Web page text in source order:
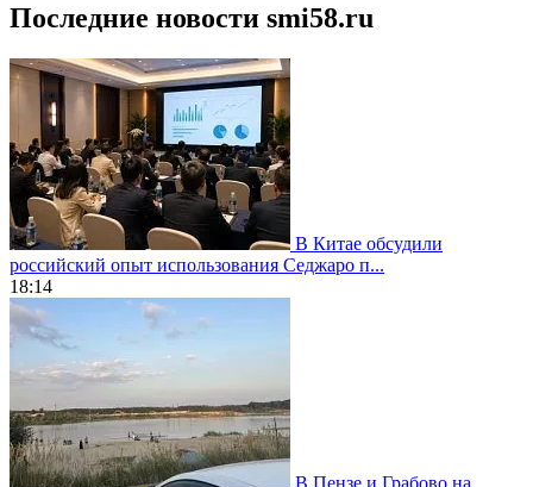
Последние новости smi58.ru
В Китае обсудили
российский опыт использования Седжаро п...
18:14
В Пензе и Грабово на